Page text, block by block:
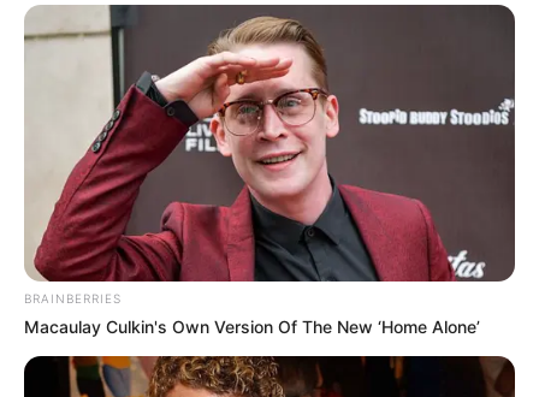
domingo (4).
Publicadono .dezembro.2022.
.2022.
Grupos no WhatsApp |Luiz Inácio Lula da Silva (PT) voltou, neste
domingo (4), ao Hospital Sírio Libanês, em São Paulo. Ele foi
acompanhar o resultado da retirada de uma lesão na laringe,
ocorrida em 20 de novembro. A informação foi confirmada à
imprensa pela assessoria do petista.
BRAINBERRIES
Macaulay Culkin's Own Version Of The New ‘Home Alone’